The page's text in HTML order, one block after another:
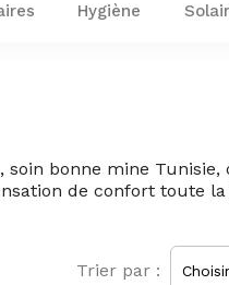
Hygiène
bonne mine
de confort toute la
Trier par : Choisir